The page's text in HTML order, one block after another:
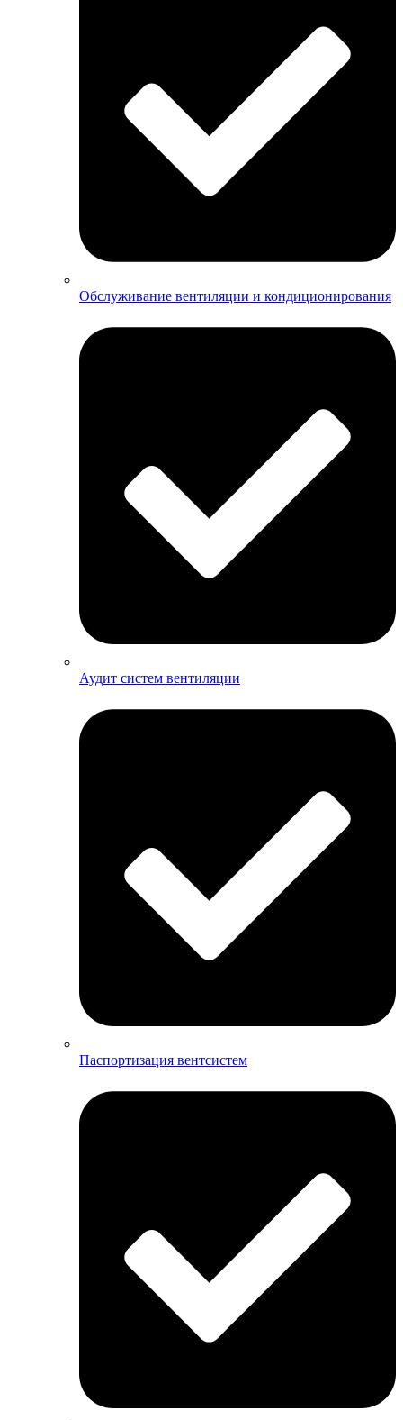
Обслуживание вентиляции и кондиционирования
Аудит систем вентиляции
Паспортизация вентсистем